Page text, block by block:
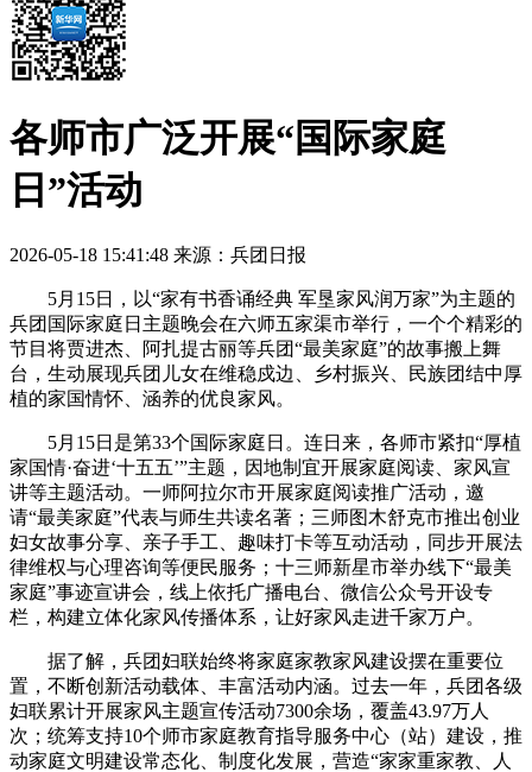
各师市广泛开展“国际家庭
日”活动
2026-05-18 15:41:48 来源：兵团日报
5月15日，以“家有书香诵经典 军垦家风润万家”为主题的
兵团国际家庭日主题晚会在六师五家渠市举行，一个个精彩的
节目将贾进杰、阿扎提古丽等兵团“最美家庭”的故事搬上舞
台，生动展现兵团儿女在维稳戍边、乡村振兴、民族团结中厚
植的家国情怀、涵养的优良家风。
5月15日是第33个国际家庭日。连日来，各师市紧扣“厚植
家国情·奋进‘十五五’”主题，因地制宜开展家庭阅读、家风宣
讲等主题活动。一师阿拉尔市开展家庭阅读推广活动，邀
请“最美家庭”代表与师生共读名著；三师图木舒克市推出创业
妇女故事分享、亲子手工、趣味打卡等互动活动，同步开展法
律维权与心理咨询等便民服务；十三师新星市举办线下“最美
家庭”事迹宣讲会，线上依托广播电台、微信公众号开设专
栏，构建立体化家风传播体系，让好家风走进千家万户。
据了解，兵团妇联始终将家庭家教家风建设摆在重要位
置，不断创新活动载体、丰富活动内涵。过去一年，兵团各级
妇联累计开展家风主题宣传活动7300余场，覆盖43.97万人
次；统筹支持10个师市家庭教育指导服务中心（站）建设，推
动家庭文明建设常态化、制度化发展，营造“家家重家教、人